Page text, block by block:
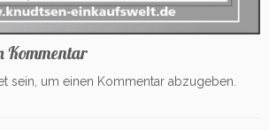
Kommentar
sein, um einen Kommentar abzugeben.